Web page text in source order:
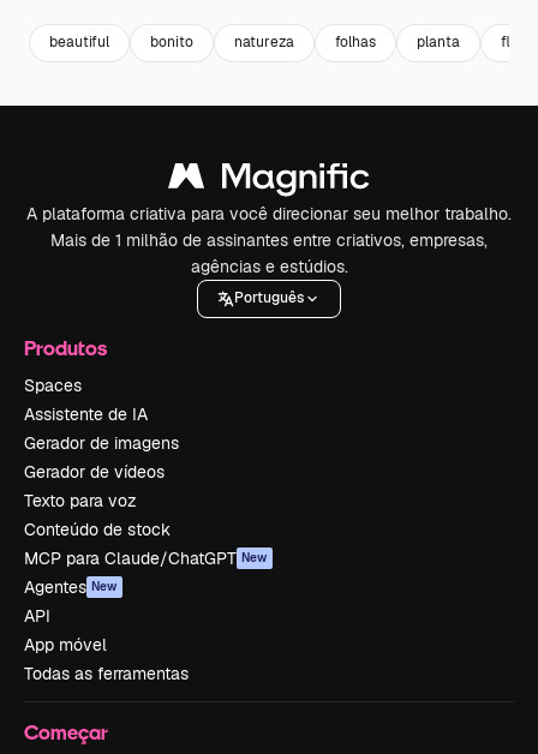
beautiful bonito natureza folhas planta flat
A plataforma criativa para você direcionar seu melhor trabalho.
Mais de 1 milhão de assinantes entre criativos, empresas,
agências e estúdios.
Português
Produtos
Spaces
Assistente de IA
Gerador de imagens
Gerador de vídeos
Texto para voz
Conteúdo de stock
MCP para Claude/ChatGPT New
Agentes New
API
App móvel
Todas as ferramentas
Começar